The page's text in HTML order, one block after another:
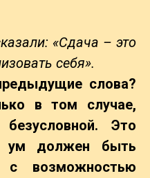
«Сдача – это
себя».
слова?
в том случае,
Это
ум должен быть
с возможностью